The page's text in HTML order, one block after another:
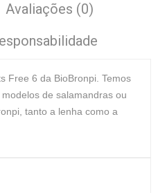
Avaliações (0)
Free 6 da BioBronpi. Temos
de salamandras ou
tanto a lenha como a